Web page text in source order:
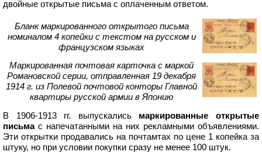
двойные открытые письма с оплаченным ответом.
Бланк маркированного открытого письма
номиналом 4 копейки с текстом на русском и
французском языках
Маркированная почтовая карточка с маркой
Романовской серии, отправленная 19 декабря
1914 г. из Полевой почтовой конторы Главной
квартиры русской армии в Японию
В 1906-1913 гг. выпускались маркированные открытые
письмас напечатанными на них рекламными объявлениями.
Эти открытки продавались на почтамтах по цене 1 копейка за
штуку, но при условии покупки сразу не менее 100 штук.